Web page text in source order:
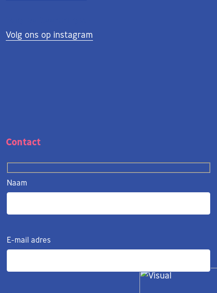
Volg ons op instagram
Contact
Naam
E-mail adres